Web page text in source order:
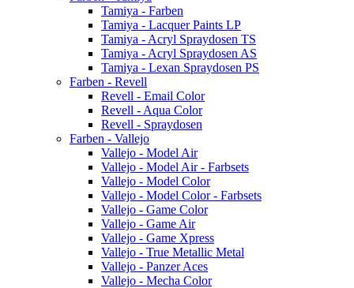
Tamiya - Farben
Tamiya - Lacquer Paints LP
Tamiya - Acryl Spraydosen TS
Tamiya - Acryl Spraydosen AS
Tamiya - Lexan Spraydosen PS
Farben - Revell
Revell - Email Color
Revell - Aqua Color
Revell - Spraydosen
Farben - Vallejo
Vallejo - Model Air
Vallejo - Model Air - Farbsets
Vallejo - Model Color
Vallejo - Model Color - Farbsets
Vallejo - Game Color
Vallejo - Game Air
Vallejo - Game Xpress
Vallejo - True Metallic Metal
Vallejo - Panzer Aces
Vallejo - Mecha Color